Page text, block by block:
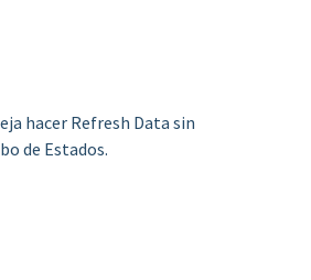
hacer Refresh Data sin
de Estados.